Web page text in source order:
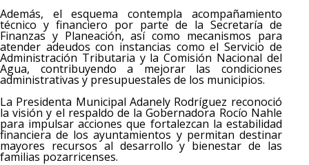
Además, el esquema contempla acompañamiento
técnico y financiero por parte de la Secretaría de
Finanzas y Planeación, así como mecanismos para
atender adeudos con instancias como el Servicio de
Administración Tributaria y la Comisión Nacional del
Agua, contribuyendo a mejorar las condiciones
administrativas y presupuestales de los municipios.
La Presidenta Municipal Adanely Rodríguez reconoció
la visión y el respaldo de la Gobernadora Rocío Nahle
para impulsar acciones que fortalezcan la estabilidad
financiera de los ayuntamientos y permitan destinar
mayores recursos al desarrollo y bienestar de las
familias pozarricenses.